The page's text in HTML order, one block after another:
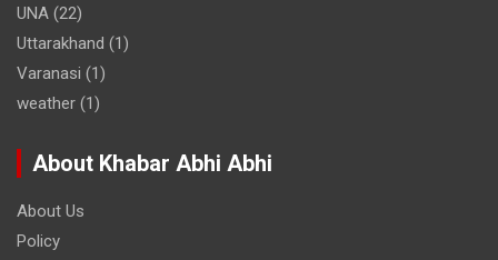
UNA (22)
Uttarakhand (1)
Varanasi (1)
weather (1)
About Khabar Abhi Abhi
About Us
Policy